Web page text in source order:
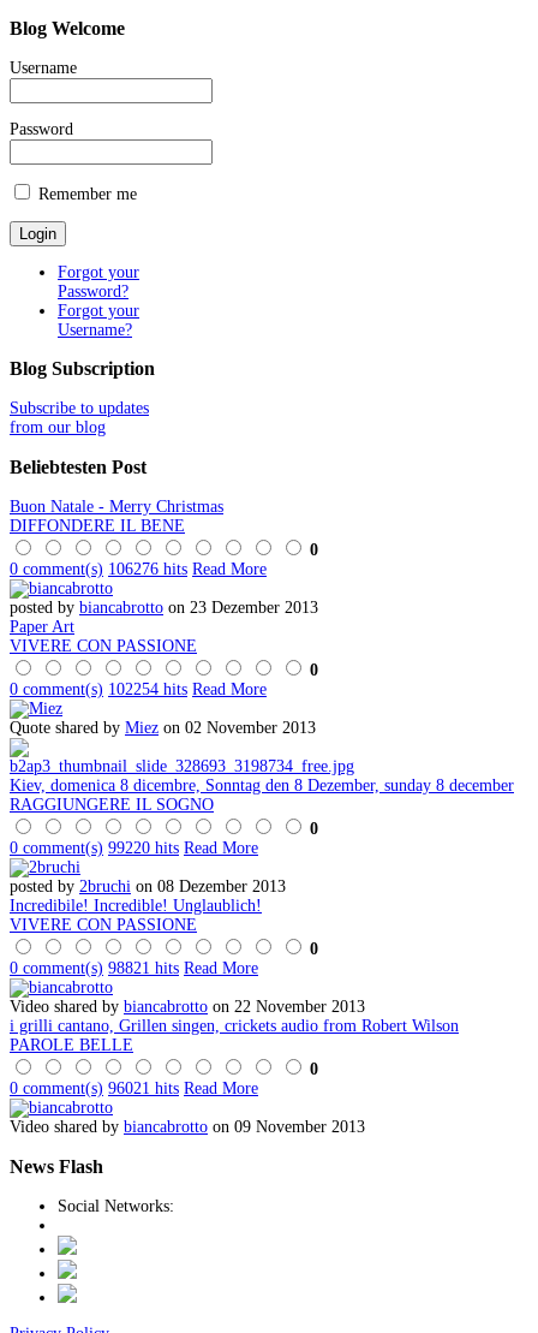
Blog Welcome
Username
Password
Remember me
Forgot your
Password?
Forgot your
Username?
Blog Subscription
Subscribe to updates
from our blog
Beliebtesten Post
Buon Natale - Merry Christmas
DIFFONDERE IL BENE
0
0 comment(s) 106276 hits Read More
posted by biancabrotto on 23 Dezember 2013
Paper Art
VIVERE CON PASSIONE
0
0 comment(s) 102254 hits Read More
Quote shared by Miez on 02 November 2013
Kiev, domenica 8 dicembre, Sonntag den 8 Dezember, sunday 8 december
RAGGIUNGERE IL SOGNO
0
0 comment(s) 99220 hits Read More
posted by 2bruchi on 08 Dezember 2013
Incredibile! Incredible! Unglaublich!
VIVERE CON PASSIONE
0
0 comment(s) 98821 hits Read More
Video shared by biancabrotto on 22 November 2013
i grilli cantano, Grillen singen, crickets audio from Robert Wilson
PAROLE BELLE
0
0 comment(s) 96021 hits Read More
Video shared by biancabrotto on 09 November 2013
News Flash
Social Networks: